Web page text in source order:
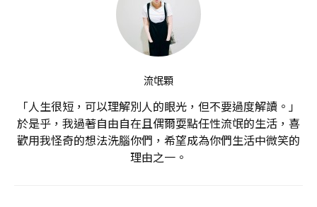
流氓顆
「人生很短，可以理解別人的眼光，但不要過度解讀。」
於是乎，我過著自由自在且偶爾耍點任性流氓的生活，喜
歡用我怪奇的想法洗腦你們，希望成為你們生活中微笑的
理由之一。